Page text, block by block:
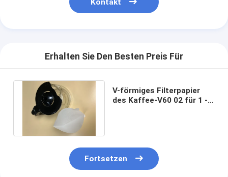
Kontakt
Erhalten Sie Den Besten Preis Für
V-förmiges Filterpapier
des Kaffee-V60 02 für 1 - 2
Fortsetzen